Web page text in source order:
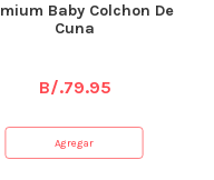
Baby Colchon De
Cuna
B/.79.95
Agregar